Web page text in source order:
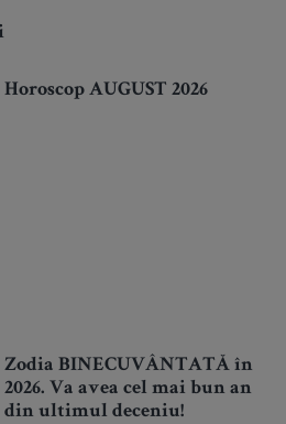
Horoscop AUGUST 2026
Zodia BINECUVÂNTATĂ în
2026. Va avea cel mai bun an
din ultimul deceniu!